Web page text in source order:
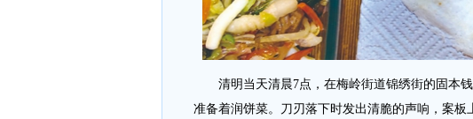
清明当天清晨7点，在梅岭街道锦绣街的固本钱
准备着润饼菜。刀刃落下时发出清脆的声响，案